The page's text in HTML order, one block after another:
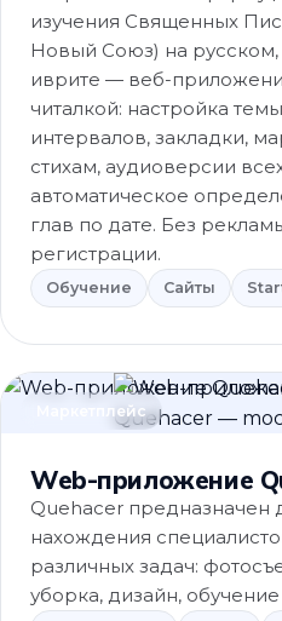
изучения Священных
Новый Союз) на русском,
иврите — веб-
читалкой: настройка
интервалов, закладки,
стихам, аудиоверсии
автоматическое
глав по дате. Без
регистрации.
Обучение Сайты
Маркетплейс
Web-приложение
Quehacer предназначен
нахождения
различных задач:
уборка, дизайн, обучение